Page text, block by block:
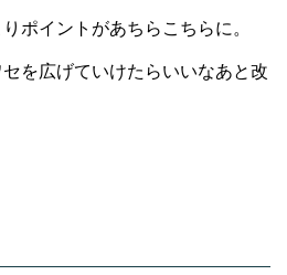
ポイントがあちらこちらに。
を広げていけたらいいなあと改